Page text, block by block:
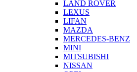
LAND ROVER
LEXUS
LIFAN
MAZDA
MERCEDES-BENZ
MINI
MITSUBISHI
NISSAN